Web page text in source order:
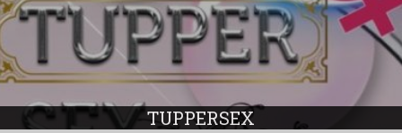
TUPPERSEX